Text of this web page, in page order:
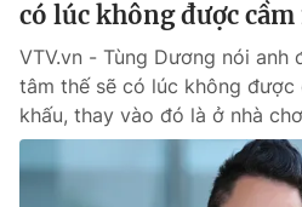
có lúc không được
VTV.vn - Tùng Dương nói anh
tâm thế sẽ có lúc không
khấu, thay vào đó là ở nhà